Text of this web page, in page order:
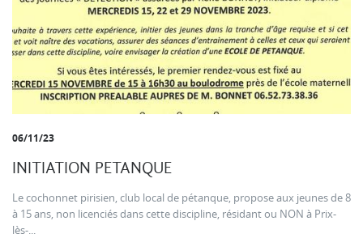
06/11/23
INITIATION PETANQUE
Le cochonnet pirisien, club local de pétanque, propose aux jeunes de 8
à 15 ans, non licenciés dans cette discipline, résidant ou NON à Prix-
lès-...